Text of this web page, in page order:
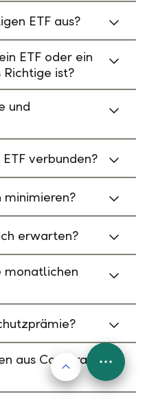
ETF aus?
ETF oder ein
Richtige ist?
und
verbunden?
minimieren?
erwarten?
monatlichen
aus CorporateNach oben
FAB
Menu